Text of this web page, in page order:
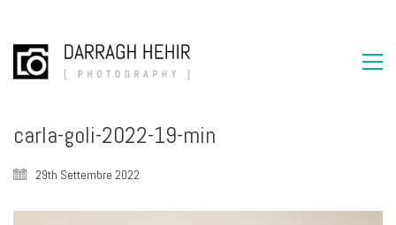
carla-goli-2022-19-min
29th Settembre 2022